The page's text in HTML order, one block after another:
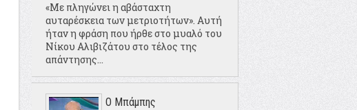
«Με πληγώνει η αβάσταχτη
αυταρέσκεια των μετριοτήτων». Αυτή
ήταν η φράση που ήρθε στο μυαλό του
Νίκου Αλιβιζάτου στο τέλος της
απάντησης...
Ο Μπάμπης